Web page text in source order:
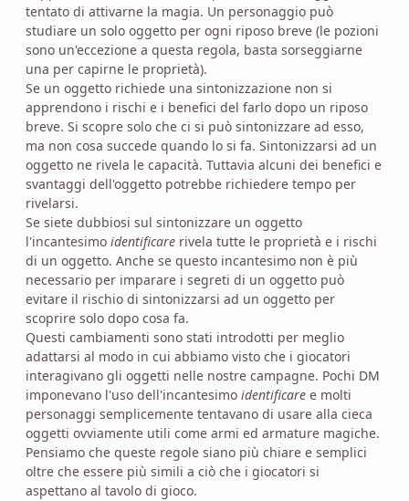
tentato di attivarne la magia. Un personaggio può
studiare un solo oggetto per ogni riposo breve (le pozioni
sono un'eccezione a questa regola, basta sorseggiarne
una per capirne le proprietà).
Se un oggetto richiede una sintonizzazione non si
apprendono i rischi e i benefici del farlo dopo un riposo
breve. Si scopre solo che ci si può sintonizzare ad esso,
ma non cosa succede quando lo si fa. Sintonizzarsi ad un
oggetto ne rivela le capacità. Tuttavia alcuni dei benefici e
svantaggi dell'oggetto potrebbe richiedere tempo per
rivelarsi.
Se siete dubbiosi sul sintonizzare un oggetto
l'incantesimo identificare rivela tutte le proprietà e i rischi
di un oggetto. Anche se questo incantesimo non è più
necessario per imparare i segreti di un oggetto può
evitare il rischio di sintonizzarsi ad un oggetto per
scoprire solo dopo cosa fa.
Questi cambiamenti sono stati introdotti per meglio
adattarsi al modo in cui abbiamo visto che i giocatori
interagivano gli oggetti nelle nostre campagne. Pochi DM
imponevano l'uso dell'incantesimo identificare e molti
personaggi semplicemente tentavano di usare alla cieca
oggetti ovviamente utili come armi ed armature magiche.
Pensiamo che queste regole siano più chiare e semplici
oltre che essere più simili a ciò che i giocatori si
aspettano al tavolo di gioco.